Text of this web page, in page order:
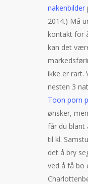
nakenbilder
2014.) Må
kontakt for
kan det
ikke er rart.
nesten 3
Toon porn
ønsker,
får du blant
til kl.
det å bry
ved å få bo